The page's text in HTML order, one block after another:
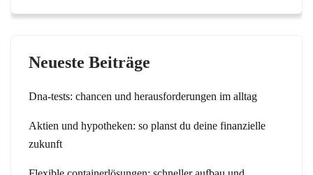
Neueste Beiträge
Dna-tests: chancen und herausforderungen im alltag
Aktien und hypotheken: so planst du deine finanzielle
zukunft